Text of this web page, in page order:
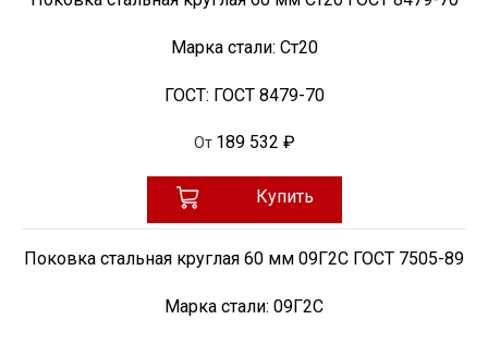
Марка стали: Ст20
ГОСТ: ГОСТ 8479-70
От 189 532 ₽
Купить
Поковка стальная круглая 60 мм 09Г2С ГОСТ 7505-89
Марка стали: 09Г2С